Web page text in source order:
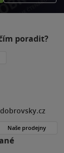
poradit?
Naše prodejny